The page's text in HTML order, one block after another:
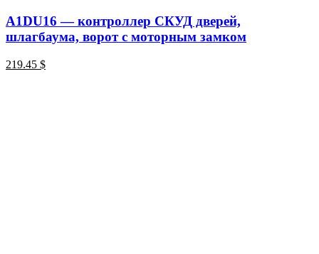
A1DU16 — контроллер СКУД дверей,
шлагбаума, ворот с моторным замком
219.45 $